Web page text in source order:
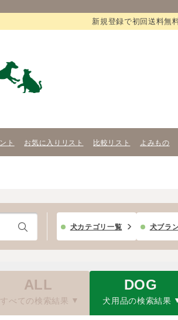
新規登録で初回送料無
ト お気に入りリスト 比較リスト よみもの
犬カテゴリ一覧 犬ブラ
ALL
すべての検索結果
DOG
犬用品の検索結果